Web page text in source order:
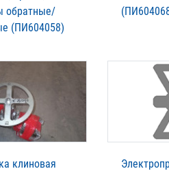
обратные/
(ПИ604058)
клиновая